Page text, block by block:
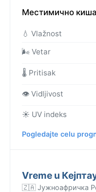
Местимично
💧 Vlažnost
🌬️ Vetar
🌡️ Pritisak
👁️ Vidljivost
☀️ UV indeks
Pogledajte celu
Vreme u
🇿🇦 Јужноафричка